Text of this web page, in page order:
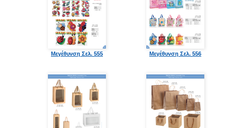
Μεγέθυνση Σελ. 555 Μεγέθυνση Σελ. 556